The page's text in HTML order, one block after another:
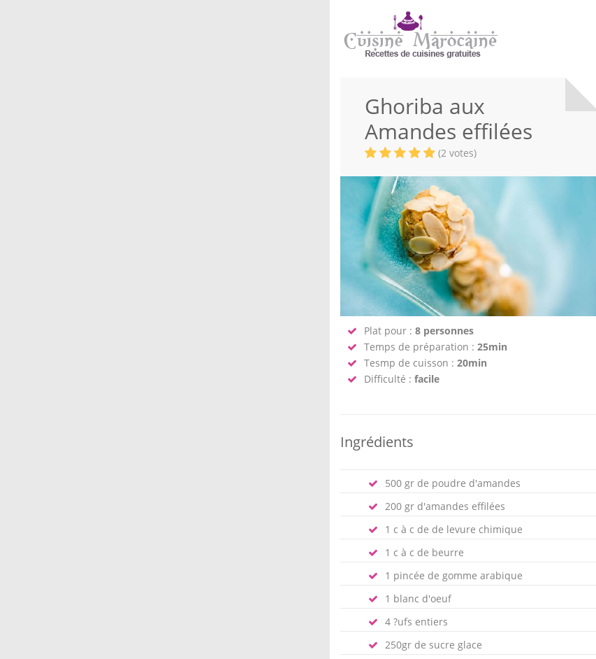
Ghoriba aux
Amandes effilées
(2 votes)
Plat pour : 8 personnes
Temps de préparation : 25min
Tesmp de cuisson : 20min
Difficulté : facile
Ingrédients
500 gr de poudre d'amandes
200 gr d'amandes effilées
1 c à c de de levure chimique
1 c à c de beurre
1 pincée de gomme arabique
1 blanc d'oeuf
4 ?ufs entiers
250gr de sucre glace